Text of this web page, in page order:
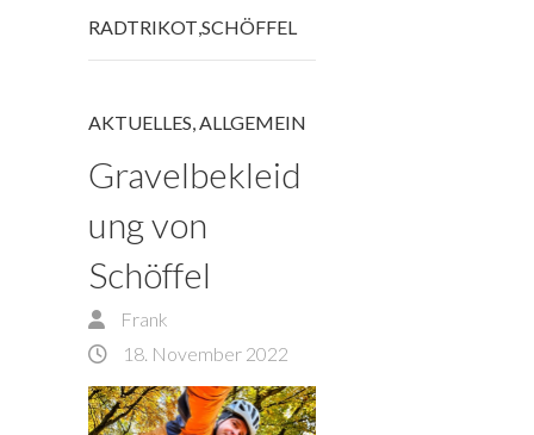
RADTRIKOT,SCHÖFFEL
AKTUELLES,ALLGEMEIN
Gravelbekleid
ung von
Schöffel
Frank
18. November 2022